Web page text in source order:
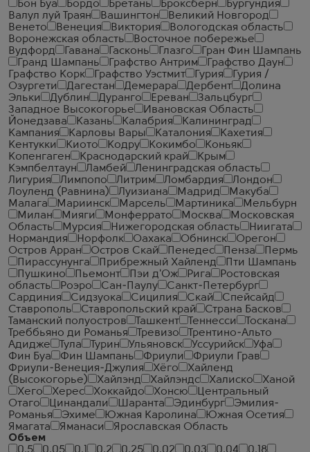
Бон Буа
Бордо Бретань Броксберн
Бургундия
Валул луй Траян
Вашингтон
Великий Новгород
Венето
Венеция Виктория
Вологодская область
Воронежская область
Восточное побережье
Вудфорд
Гавана Гасконь Глазго
Гран Фин Шампань
Гранд Шампань
Графство Антрим
Графство Даун
Графство Корк
Графство Уэстмит Гурия
Гурия /
Озургети
Дагестан Демерара Дербент
Долина
Эльки
Дублин Дуранго Ереван
Зальцбург
Западное Высокогорье
Ивановская Область
Йонедзава
Казань Калабрия
Калининград
Кампания
Карловы Вары Каталония
Кахетия
Кентукки
Киото Кодру Кокимбо
Коньяк
Копенгаген
Краснодарский край
Крым
Кэмпбелтаун
Ламбей
Ленинградская область
Лигурия
Лимпопо Литрим Ломбардия
Лондон
Лоуленд (Равнина)
Луизиана Мадрид
Макуба
Малага
Мариинск Марсель Мартиника
Мельбурн
Милан
Мияги Монферрато Москва
Московская
Область
Мурсия Нижегородская область
Ниигата
Нормандия
Норфолк Оахака Обнинск
Орегон
Остров Арран
Остров Скай Пенедес Пенза
Пермь
Пирассунунга
Прибрежный Хайленд
Пти Шампань
Пушкино
Пьемонт Пэи д'Ож Рига
Ростовская
область
Роэро Сан-Паулу
Санкт-Петербург
Сардиния
Сидзуока Сицилия Скай
Спейсайд
Ставрополь
Ставропольский край
Страна Басков
Таманский полуостров
Ташкент Теннесси
Тоскана
Треббьяно ди Романья
Тревизо
Трентино-Альто
Адидже
Тула Турин Ульяновск Уссурийск
Уфа
Фин Буа
Фин Шампань Фриули
Фриули Грав
Фриули-Венеция-Джулия
Хёго
Хайленд
(Высокогорье)
Хайлэнд Хайлэндс Халиско
Ханой
Хего
Херес Хоккайдо Хонсю
Центральный
Отаго
Цинандали Шаранта Эдинбург
Эмилия-
Романья
Эхиме Южная Каролина
Южная Осетия
Ямагата
Яманаси
Ярославская Область
Объем